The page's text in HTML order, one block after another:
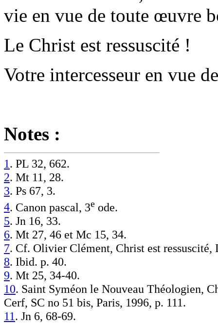
vie en vue de toute œuvre
Le Christ est ressuscité !
Votre intercesseur en vue
Notes :
1. PL 32, 662.
2. Mt 11, 28.
3. Ps 67, 3.
4. Canon pascal, 3e ode.
5. Jn 16, 33.
6. Mt 27, 46 et Mc 15, 34.
7. Cf. Olivier Clément, Christ est ressuscité,
8. Ibid. p. 40.
9. Mt 25, 34-40.
10. Saint Syméon le Nouveau Théologien,
Cerf, SC no 51 bis, Paris, 1996, p. 111.
11. Jn 6, 68-69.